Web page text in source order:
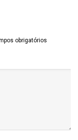
obrigatórios